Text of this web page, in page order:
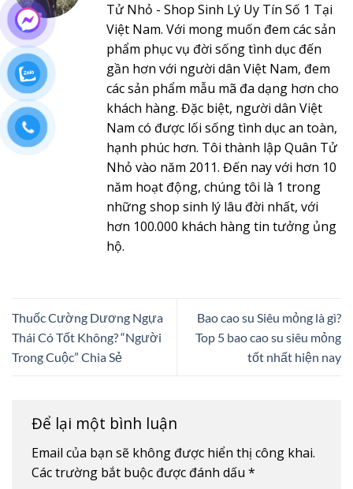
Tử Nhỏ - Shop Sinh Lý Uy Tín Số 1 Tại
Việt Nam. Với mong muốn đem các sản
phẩm phục vụ đời sống tình dục đến
gần hơn với người dân Việt Nam, đem
các sản phẩm mẫu mã đa dạng hơn cho
khách hàng. Đặc biệt, người dân Việt
Nam có được lối sống tình dục an toàn,
hạnh phúc hơn. Tôi thành lập Quân Tử
Nhỏ vào năm 2011. Đến nay với hơn 10
năm hoạt động, chúng tôi là 1 trong
những shop sinh lý lâu đời nhất, với
hơn 100.000 khách hàng tin tưởng ủng
hộ.
Thuốc Cường Dương Ngựa
Thái Có Tốt Không? “Người
Trong Cuộc” Chia Sẻ
Bao cao su Siêu mỏng là gì?
Top 5 bao cao su siêu mỏng
tốt nhất hiện nay
Để lại một bình luận
Email của bạn sẽ không được hiển thị công khai.
Các trường bắt buộc được đánh dấu *